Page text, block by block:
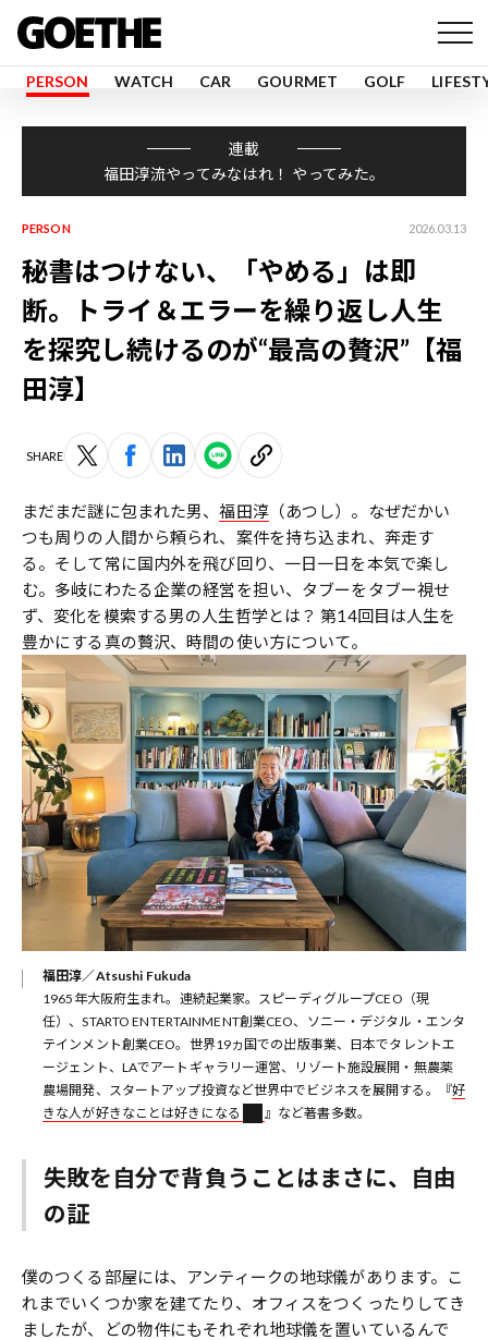
PERSON WATCH CAR GOURMET GOLF
連載
福田淳流やってみなはれ！ やってみた。
PERSON 2026.03.13
秘書はつけない、「やめる」は即
断。トライ＆エラーを繰り返し人生
を探究し続けるのが“最高の贅沢”【福
田淳】
SHARE
まだまだ謎に包まれた男、福田淳（あつし）。なぜだかい
つも周りの人間から頼られ、案件を持ち込まれ、奔走す
る。そして常に国内外を飛び回り、一日一日を本気で楽し
む。多岐にわたる企業の経営を担い、タブーをタブー視せ
ず、変化を模索する男の人生哲学とは？ 第14回目は人生を
豊かにする真の贅沢、時間の使い方について。
福田淳／Atsushi Fukuda
1965年大阪府生まれ。連続起業家。スピーディグループCEO（現
任）、STARTO ENTERTAINMENT創業CEO、ソニー・デジタル・エンタ
テインメント創業CEO。世界19ヵ国での出版事業、日本でタレントエ
ージェント、LAでアートギャラリー運営、リゾート施設展開・無農薬
農場開発、スタートアップ投資など世界中でビジネスを展開する。『好
きな人が好きなことは好きになる
』など著書多数。
失敗を自分で背負うことはまさに、自由
の証
僕のつくる部屋には、アンティークの地球儀があります。こ
れまでいくつか家を建てたり、オフィスをつくったりしてき
ましたが、どの物件にもそれぞれ地球儀を置いているんで